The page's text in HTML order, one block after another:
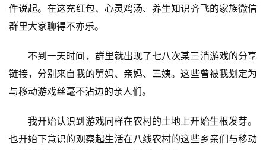
原
创
戏
业
界
机
件说起。在这充红包、心灵鸡汤、养生知识齐飞的家族微信
群里大家聊得不亦乐。
不到一天时间，群里就出现了七八次某三消游戏的分享
链接，分别来自我的舅妈、亲妈、三姨。这些曾被我划定为
与移动游戏丝毫不沾边的亲人们。
我开始认识到游戏同样在农村的土地上开始生根发芽。
也开始下意识的观察起生活在八线农村的这些乡亲们与移动